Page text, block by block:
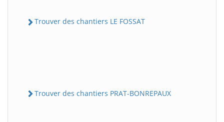
Trouver des chantiers LE FOSSAT
Trouver des chantiers PRAT-BONREPAUX